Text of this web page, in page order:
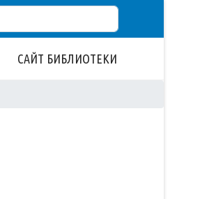
САЙТ БИБЛИОТЕКИ